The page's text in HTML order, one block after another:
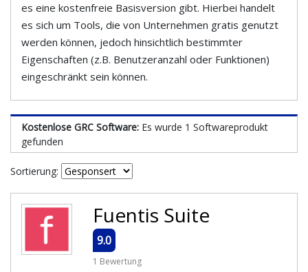
es eine kostenfreie Basisversion gibt. Hierbei handelt
es sich um Tools, die von Unternehmen gratis genutzt
werden können, jedoch hinsichtlich bestimmter
Eigenschaften (z.B. Benutzeranzahl oder Funktionen)
eingeschränkt sein können.
Kostenlose GRC Software: Es wurde 1 Softwareprodukt
gefunden
Sortierung:
Fuentis Suite
9.0
1 Bewertung